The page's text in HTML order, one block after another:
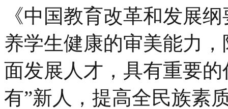
《中国教育改革和发展
养学生健康的审美能力
面发展人才，具有重要
有”新人，提高全民族素